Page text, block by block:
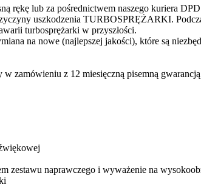
rękę lub za pośrednictwem naszego kuriera
uszkodzenia TURBOSPRĘŻARKI.
turbosprężarki w przyszłości.
na nowe (najlepszej jakości), które są
w zamówieniu z 12 miesięczną pisemną
zestawu naprawczego i wyważenie na